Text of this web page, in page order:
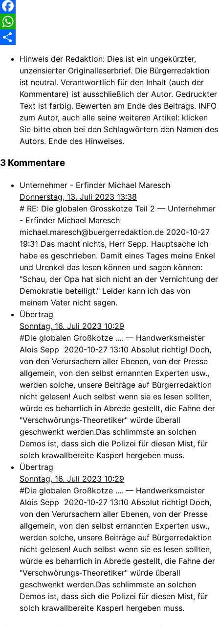
Facebook
WhatsApp
Hinweis der Redaktion: Dies ist ein ungekürzter,
unzensierter Originalleserbrief. Die Bürgerredaktion
ist neutral. Verantwortlich für den Inhalt (auch der
Kommentare) ist ausschließlich der Autor. Gedruckter
Text ist farbig. Bewerten am Ende des Beitrags. INFO
zum Autor, auch alle seine weiteren Artikel: klicken
Sie bitte oben bei den Schlagwörtern den Namen des
Autors. Ende des Hinweises.
3 Kommentare
Unternehmer - Erfinder Michael Maresch
Donnerstag, 13. Juli 2023 13:38
# RE: Die globalen Grosskotze Teil 2 — Unternehmer
- Erfinder Michael Maresch
michael.maresch@buergerredaktion.de 2020-10-27
19:31 Das macht nichts, Herr Sepp. Hauptsache ich
habe es geschrieben. Damit eines Tages meine Enkel
und Urenkel das lesen können und sagen können:
"Schau, der Opa hat sich nicht an der Vernichtung der
Demokratie beteiligt." Leider kann ich das von
meinem Vater nicht sagen.
Übertrag
Sonntag, 16. Juli 2023 10:29
#Die globalen Großkotze .... — Handwerksmeister
Alois Sepp 2020-10-27 13:10 Absolut richtig! Doch,
von den Verursachern aller Ebenen, von der Presse
allgemein, von den selbst ernannten Experten usw.,
werden solche, unsere Beiträge auf Bürgerredaktion
nicht gelesen! Auch selbst wenn sie es lesen sollten,
würde es beharrlich in Abrede gestellt, die Fahne der
"Verschwörungs-Theoretiker" würde überall
geschwenkt werden.Das schlimmste an solchen
Demos ist, dass sich die Polizei für diesen Mist, für
solch krawallbereite Kasperl hergeben muss.
Übertrag
Sonntag, 16. Juli 2023 10:29
#Die globalen Großkotze .... — Handwerksmeister
Alois Sepp 2020-10-27 13:10 Absolut richtig! Doch,
von den Verursachern aller Ebenen, von der Presse
allgemein, von den selbst ernannten Experten usw.,
werden solche, unsere Beiträge auf Bürgerredaktion
nicht gelesen! Auch selbst wenn sie es lesen sollten,
würde es beharrlich in Abrede gestellt, die Fahne der
"Verschwörungs-Theoretiker" würde überall
geschwenkt werden.Das schlimmste an solchen
Demos ist, dass sich die Polizei für diesen Mist, für
solch krawallbereite Kasperl hergeben muss.